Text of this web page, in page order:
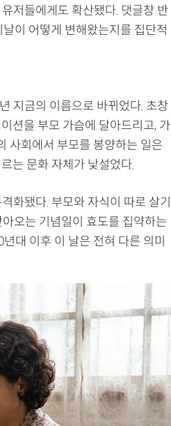
저들에게도 확산됐다. 댓글창 반
이 어떻게 변해왔는지를 집단적
지금의 이름으로 바뀌었다. 초창
션을 부모 가슴에 달아드리고, 가
사회에서 부모를 봉양하는 일은
는 문화 자체가 낯설었다.
화됐다. 부모와 자식이 따로 살기
오는 기념일이 효도를 집약하는
대 이후 이 날은 전혀 다른 의미